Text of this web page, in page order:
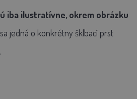
iba ilustratívne, okrem obrázku
jedná o konkrétny šklbací prst